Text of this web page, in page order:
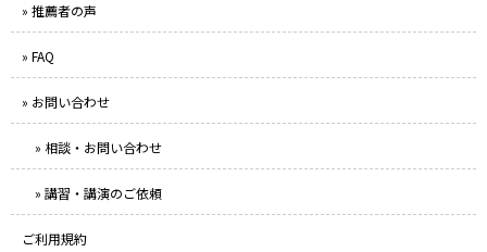
» 推薦者の声
» FAQ
» お問い合わせ
» 相談・お問い合わせ
» 講習・講演のご依頼
ご利用規約